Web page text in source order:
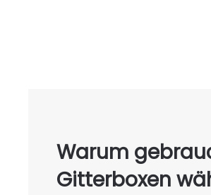
Warum
Gitterboxen